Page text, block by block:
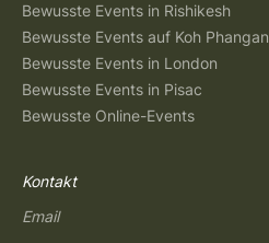
Bewusste Events in Rishikesh
Bewusste Events auf Koh Phangan
Bewusste Events in London
Bewusste Events in Pisac
Bewusste Online-Events
Kontakt
Email